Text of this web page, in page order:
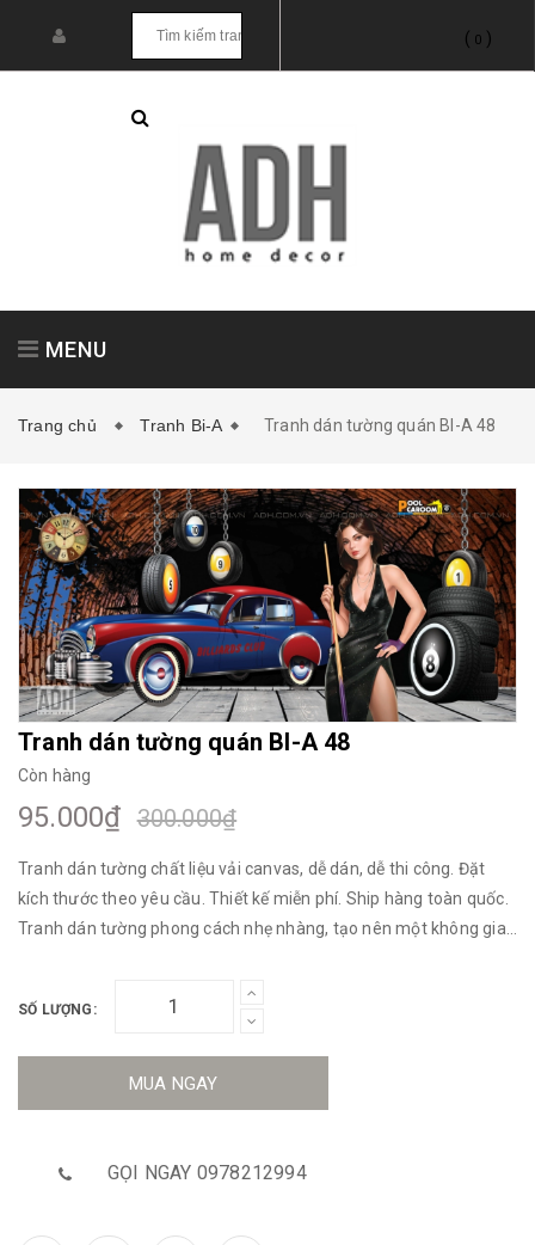
( 0 )
MENU
Mua File Tranh Tranh Thực Tế
Trang chủ Tranh Bi-A Tranh dán tường quán BI-A 48
Tranh dán tường quán BI-A 48
Còn hàng
95.000₫ 300.000₫
Tranh dán tường chất liệu vải canvas, dễ dán, dễ thi công. Đặt
kích thước theo yêu cầu. Thiết kế miễn phí. Ship hàng toàn quốc.
Tranh dán tường phong cách nhẹ nhàng, tạo nên một không gian
SỐ LƯỢNG:
MUA NGAY
GỌI NGAY 0978212994